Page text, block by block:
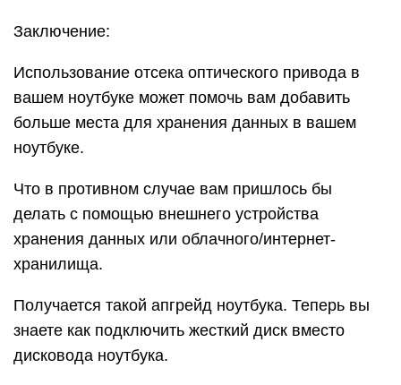
Заключение:
Использование отсека оптического привода в
вашем ноутбуке может помочь вам добавить
больше места для хранения данных в вашем
ноутбуке.
Что в противном случае вам пришлось бы
делать с помощью внешнего устройства
хранения данных или облачного/интернет-
хранилища.
Получается такой апгрейд ноутбука. Теперь вы
знаете как подключить жесткий диск вместо
дисковода ноутбука.